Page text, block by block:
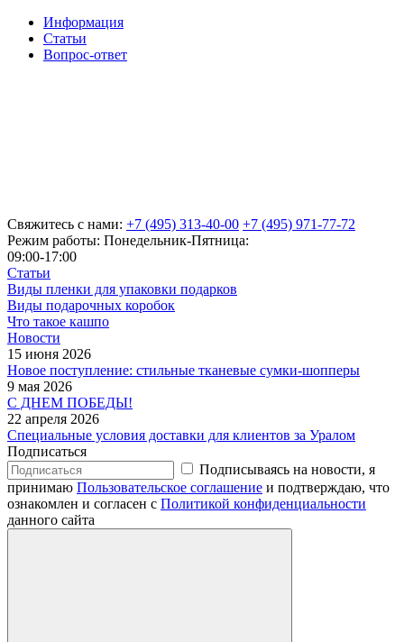
Информация
Статьи
Вопрос-ответ
Свяжитесь с нами: +7 (495) 313-40-00 +7 (495) 971-77-72
Режим работы: Понедельник-Пятница:
09:00-17:00
Статьи
Виды пленки для упаковки подарков
Виды подарочных коробок
Что такое кашпо
Новости
15 июня 2026
Новое поступление: стильные тканевые сумки-шопперы
9 мая 2026
С ДНЕМ ПОБЕДЫ!
22 апреля 2026
Специальные условия доставки для клиентов за Уралом
Подписаться
Подписываясь на новости, я
принимаю Пользовательское соглашение и подтверждаю, что
ознакомлен и согласен с Политикой конфиденциальности
данного сайта